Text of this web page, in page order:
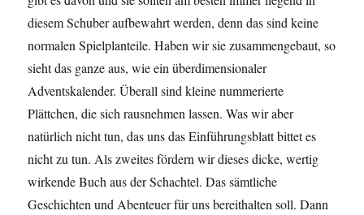
diesem Schuber aufbewahrt werden, denn das sind keine
normalen Spielplanteile. Haben wir sie zusammengebaut, so
sieht das ganze aus, wie ein überdimensionaler
Adventskalender. Überall sind kleine nummerierte
Plättchen, die sich rausnehmen lassen. Was wir aber
natürlich nicht tun, das uns das Einführungsblatt bittet es
nicht zu tun. Als zweites fördern wir dieses dicke, wertig
wirkende Buch aus der Schachtel. Das sämtliche
Geschichten und Abenteuer für uns bereithalten soll. Dann